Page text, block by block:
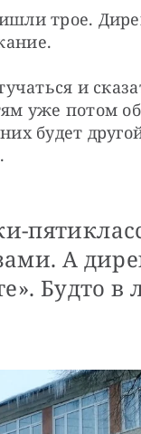
трое.
и
уже потом
будет
А
Будто в